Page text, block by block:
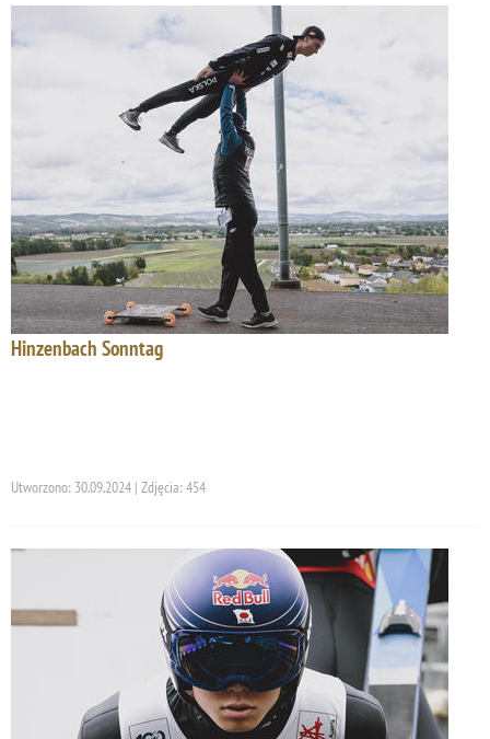
Hinzenbach Sonntag
Utworzono: 30.09.2024 | Zdjęcia: 454